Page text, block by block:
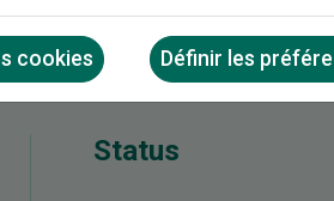
Status
cookies Définir les